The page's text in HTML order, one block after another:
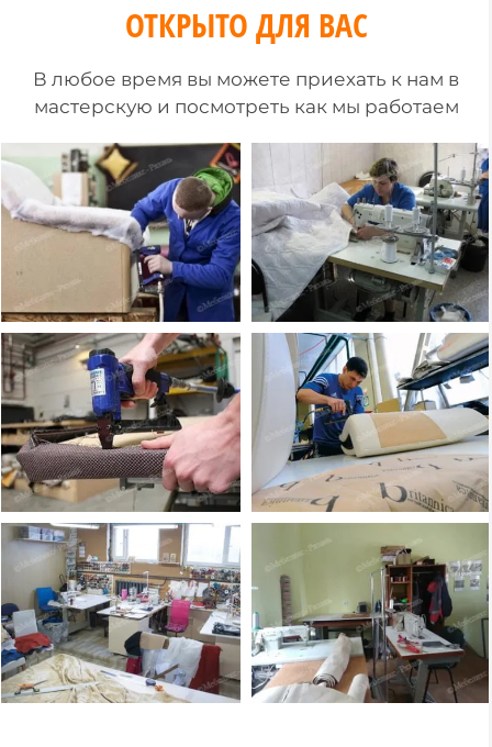
ОТКРЫТО ДЛЯ ВАС
В любое время вы можете приехать к нам в
мастерскую и посмотреть как мы работаем